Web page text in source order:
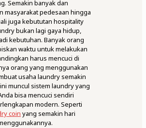
Semakin banyak dan
masyarakat pedesaan hingga
juga kebututan hospitality
bukan lagi gaya hidup,
kebutuhan. Banyak orang
waktu untuk melakukan
harus mencuci di
orang yang menggunakan
usaha laundry semakin
muncul sistem laundry yang
bisa mencuci sendiri
modern. Seperti
coin yang semakin hari